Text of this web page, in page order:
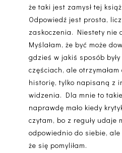
że taki jest zamysł tej
Odpowiedź jest prosta,
zaskoczenia. Niestety nie
Myślałam, że być może
gdzieś w jakiś sposób
częściach, ale
historię, tylko napisaną z
widzenia. Dla mnie to
naprawdę mało kiedy
czytam, bo z reguły udaje
odpowiednio do siebie,
że się pomyliłam.